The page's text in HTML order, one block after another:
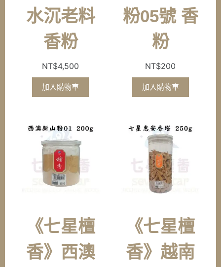
水沉老料
香粉
NT$4,500
加入購物車
粉05號 香
粉
NT$200
加入購物車
《七星檀
香》西澳
《七星檀
香》越南